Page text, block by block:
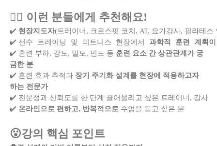
👉🏻 이런 분들에게 추천해요!
✔️ 현장지도자(트레이너, 크로스핏 코치, AT, 요가강사, 필라테스
✔️ 선수 트레이닝 및 피트니스 현장에서 과학적 훈련 계획
✔️ 훈련 부하, 강도, 밀도, 빈도 등 훈련 요소 간 상관관계가 궁
금한 분
✔️ 훈련 효과 추적과 장기 주기화 설계를 현장에 적용하고자
하는 전문가
✔️ 전문성과 신뢰도를 한 단계 끌어올리고 싶은 트레이너, 강사
✔️ 온라인으로 편하고, 반복적으로 수업을 듣고 싶은 분
😮강의 핵심 포인트